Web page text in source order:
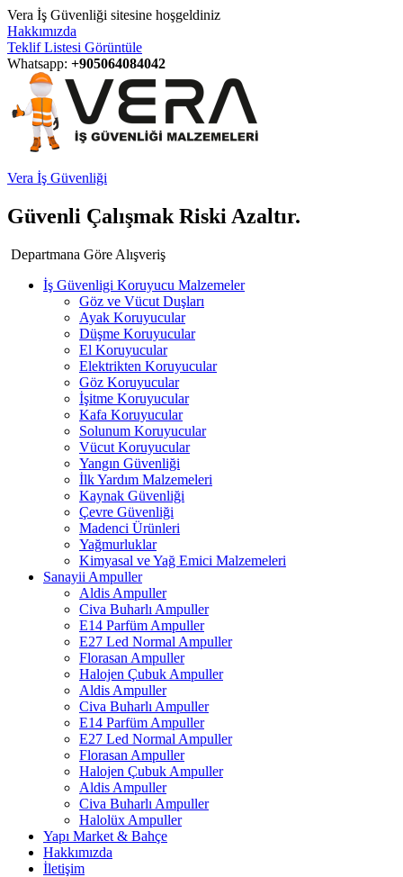
Vera İş Güvenliği sitesine hoşgeldiniz
Hakkımızda
Teklif Listesi Görüntüle
Whatsapp: +905064084042
Vera İş Güvenliği
Güvenli Çalışmak Riski Azaltır.
Departmana Göre Alışveriş
İş Güvenligi Koruyucu Malzemeler
Göz ve Vücut Duşları
Ayak Koruyucular
Düşme Koruyucular
El Koruyucular
Elektrikten Koruyucular
Göz Koruyucular
İşitme Koruyucular
Kafa Koruyucular
Solunum Koruyucular
Vücut Koruyucular
Yangın Güvenliği
İlk Yardım Malzemeleri
Kaynak Güvenliği
Çevre Güvenliği
Madenci Ürünleri
Yağmurluklar
Kimyasal ve Yağ Emici Malzemeleri
Sanayii Ampuller
Aldis Ampuller
Civa Buharlı Ampuller
E14 Parfüm Ampuller
E27 Led Normal Ampuller
Florasan Ampuller
Halojen Çubuk Ampuller
Aldis Ampuller
Civa Buharlı Ampuller
E14 Parfüm Ampuller
E27 Led Normal Ampuller
Florasan Ampuller
Halojen Çubuk Ampuller
Aldis Ampuller
Civa Buharlı Ampuller
Halolüx Ampuller
Yapı Market & Bahçe
Hakkımızda
İletişim